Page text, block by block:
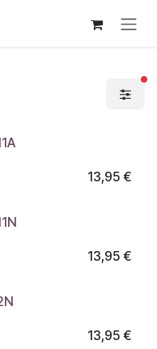
13,95€
13,95€
13,95€